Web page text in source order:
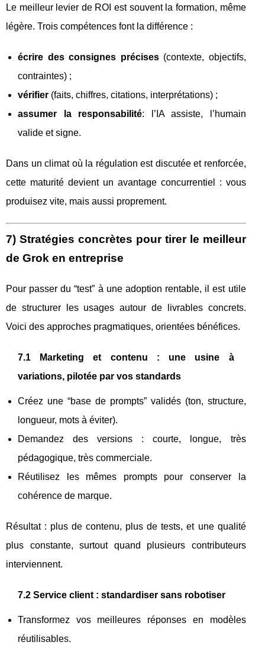
Le meilleur levier de ROI est souvent la formation, même
légère. Trois compétences font la différence :
écrire des consignes précises(contexte, objectifs,
contraintes) ;
vérifier (faits, chiffres, citations, interprétations) ;
assumer la responsabilité: l’IA assiste, l’humain
valide et signe.
Dans un climat où la régulation est discutée et renforcée,
cette maturité devient un avantage concurrentiel : vous
produisez vite, mais aussi proprement.
7) Stratégies concrètes pour tirer le meilleur
de Grok en entreprise
Pour passer du “test” à une adoption rentable, il est utile
de structurer les usages autour de livrables concrets.
Voici des approches pragmatiques, orientées bénéfices.
7.1 Marketing et contenu : une usine à
variations, pilotée par vos standards
Créez une “base de prompts” validés (ton, structure,
longueur, mots à éviter).
Demandez des versions : courte, longue, très
pédagogique, très commerciale.
Réutilisez les mêmes prompts pour conserver la
cohérence de marque.
Résultat : plus de contenu, plus de tests, et une qualité
plus constante, surtout quand plusieurs contributeurs
interviennent.
7.2 Service client : standardiser sans robotiser
Transformez vos meilleures réponses en modèles
réutilisables.